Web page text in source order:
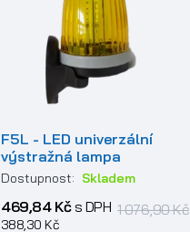
F5L - LED univerzální
výstražná lampa
Dostupnost: Skladem
469,84 Kčs DPH
388,30 Kč
1 076,90 Kč